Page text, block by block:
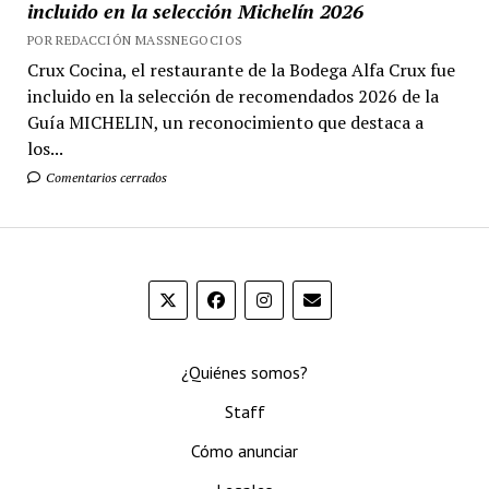
incluido en la selección Michelín 2026
POR REDACCIÓN MASSNEGOCIOS
Crux Cocina, el restaurante de la Bodega Alfa Crux fue
incluido en la selección de recomendados 2026 de la
Guía MICHELIN, un reconocimiento que destaca a
los...
Comentarios cerrados
¿Quiénes somos?
Staff
Cómo anunciar